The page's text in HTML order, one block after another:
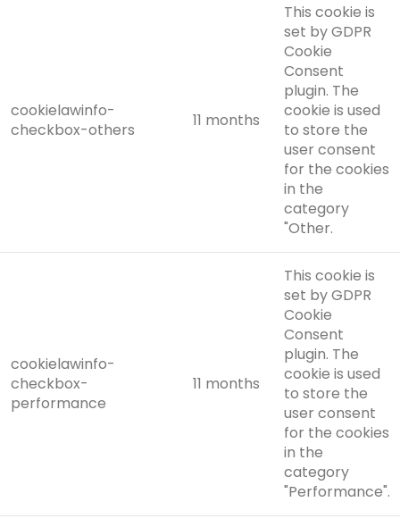
cookielawinfo-
checkbox-others
11 months
This cookie is
set by GDPR
Cookie
Consent
plugin. The
cookie is used
to store the
user consent
for the cookies
in the
category
"Other.
cookielawinfo-
checkbox-
performance
11 months
This cookie is
set by GDPR
Cookie
Consent
plugin. The
cookie is used
to store the
user consent
for the cookies
in the
category
"Performance".